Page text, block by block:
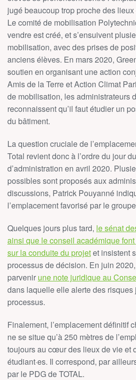
jugé beaucoup trop proche des lieux
Le comité de mobilisation
vendre est créé, et s’ensuivent
mobilisation, avec des prises de
anciens élèves. En mars 2020,
soutien en organisant une action
Amis de la Terre et Action Climat
de mobilisation, les administrateurs
reconnaissent qu’il faut étudier un
du bâtiment.
La question cruciale de
Total revient donc à l’ordre du jour
d’administration en avril 2020.
possibles sont proposés aux
discussions, Patrick Pouyanné
l’emplacement favorisé par le
Quelques jours plus tard, le sénat
ainsi que le conseil académique
sur la conduite du projetet insistent
processus de décision. En juin
parvenir une note juridique au
dans laquelle elle alerte des
processus.
Finalement, l’emplacement définitif
ne se situe qu’à 250 mètres de
toujours au cœur des lieux de vie et
étudiant·es. Il correspond, par
par le PDG de TOTAL.